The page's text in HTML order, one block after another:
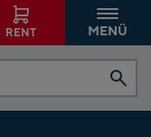
RENT MENÜ